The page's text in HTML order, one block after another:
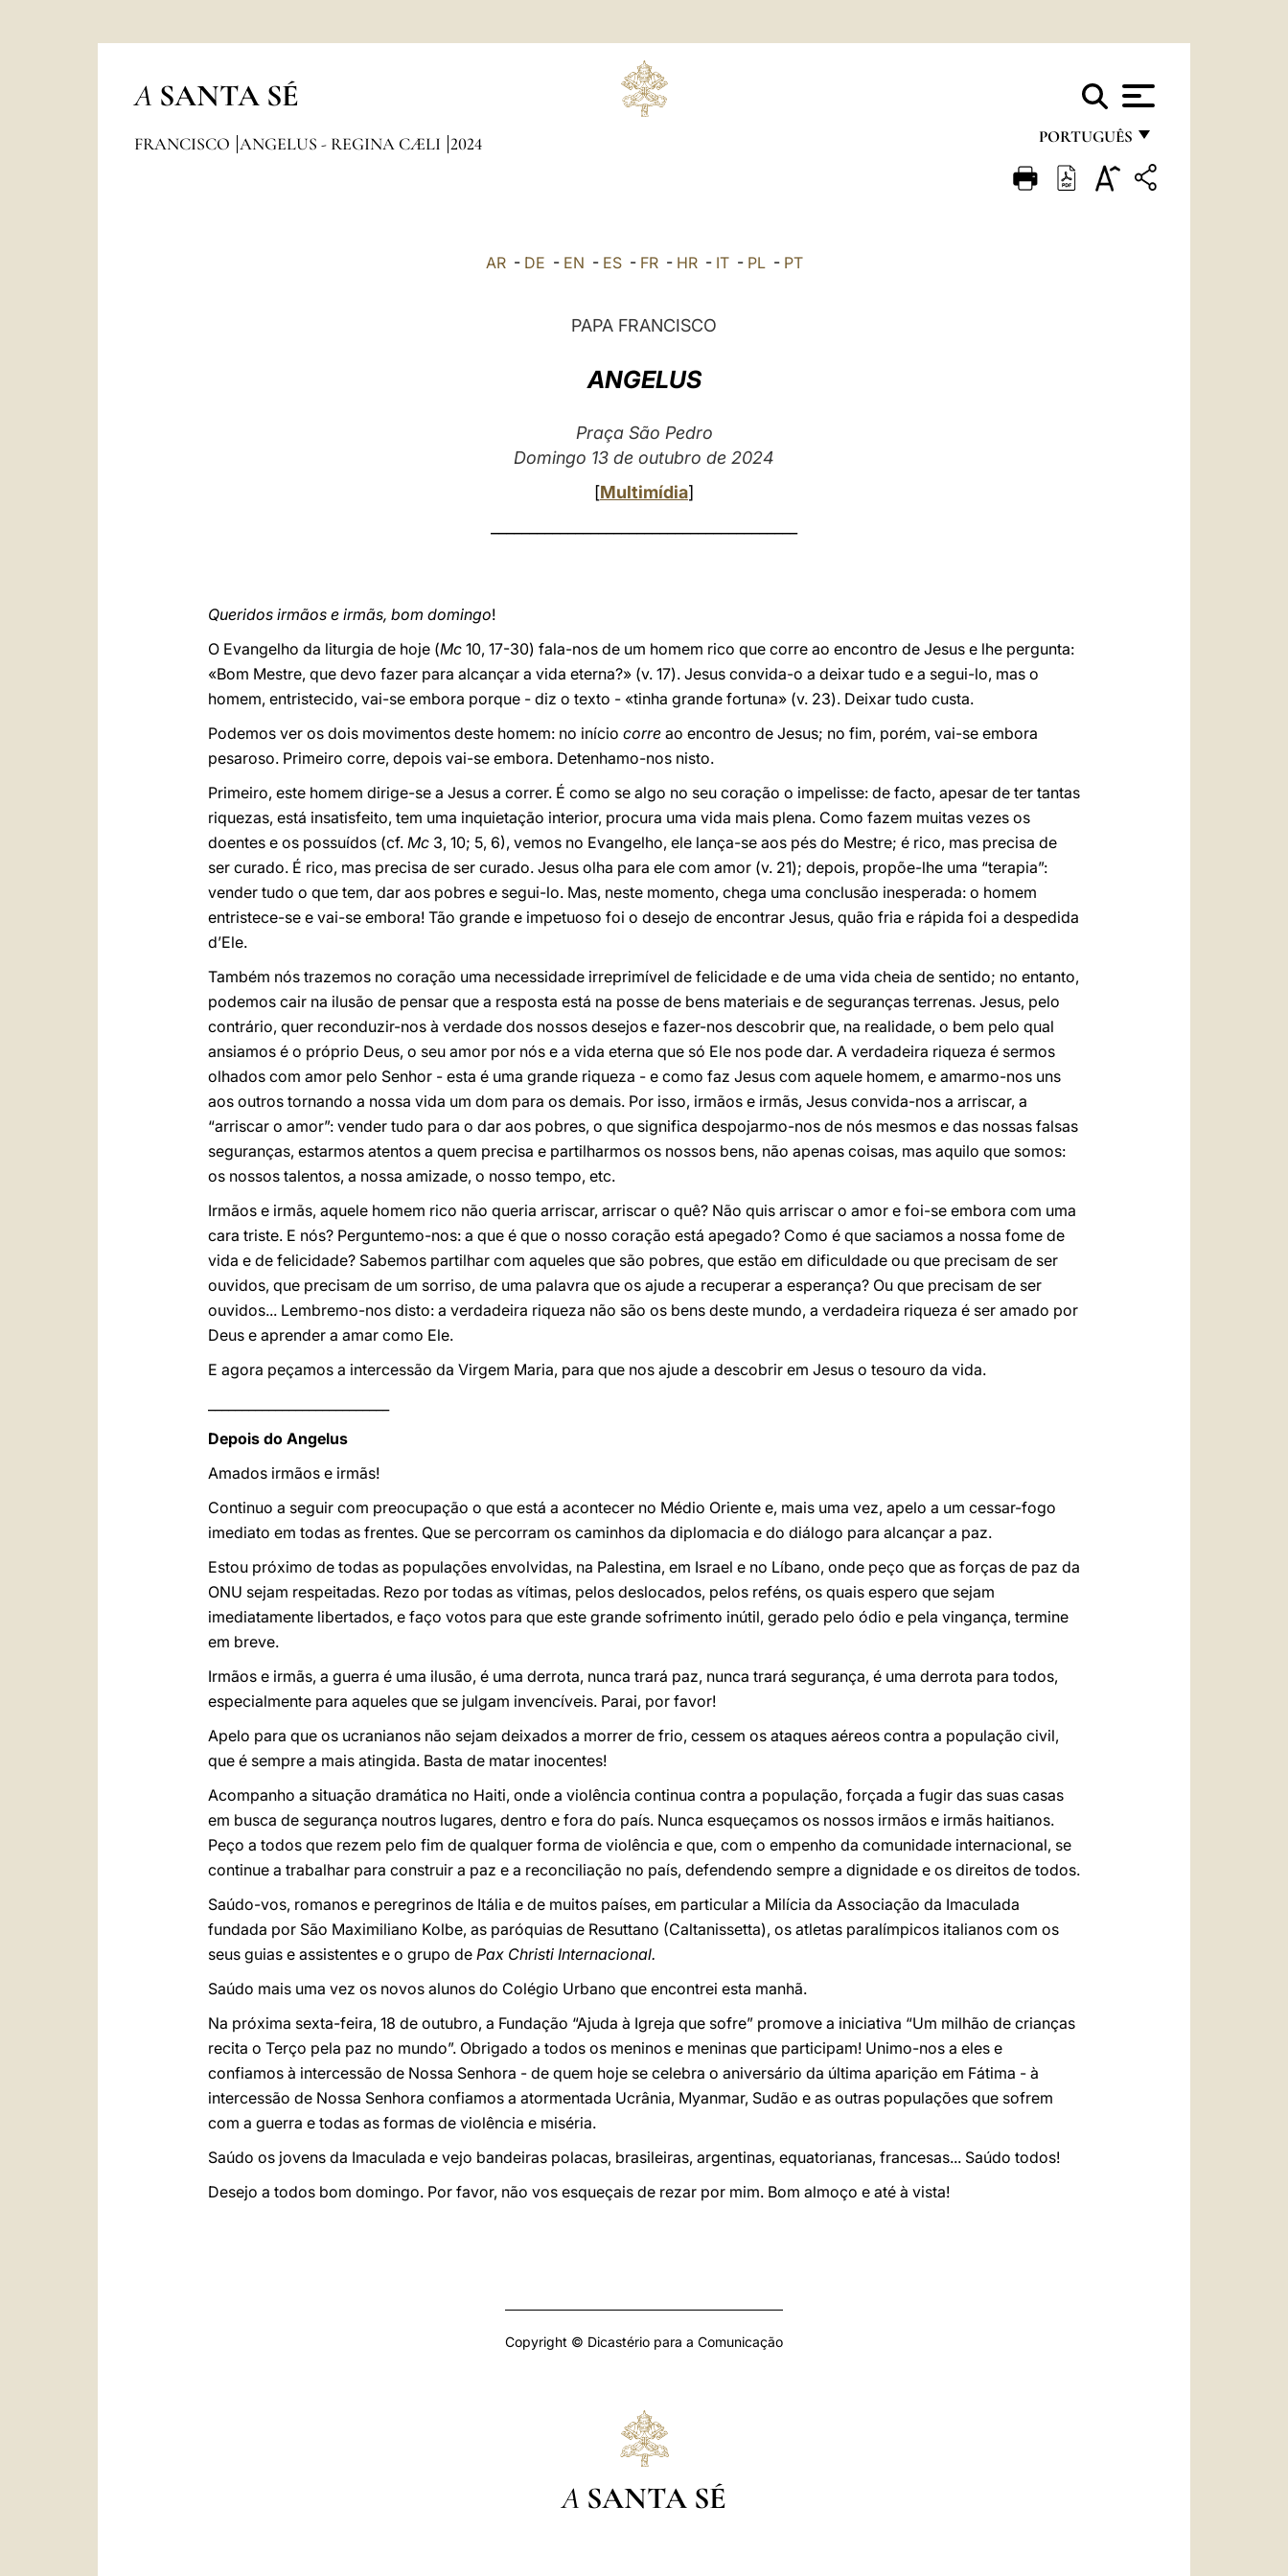
A SANTA SÉ
PORTUGUÊS
FRANÇAIS
FRANCISCO ANGELUS - REGINA CÆLI 2024
AR- DE - EN - ES- FR- HR- IT- PL- PT
PAPA FRANCISCO
ANGELUS
Praça São Pedro
Domingo 13 de outubro de 2024
[Multimídia]
Queridos irmãos e irmãs, bom domingo!
O Evangelho da liturgia de hoje (Mc 10, 17-30) fala-nos de um homem rico que corre ao encontro de Jesus e lhe pergunta:
«Bom Mestre, que devo fazer para alcançar a vida eterna?» (v. 17). Jesus convida-o a deixar tudo e a segui-lo, mas o
homem, entristecido, vai-se embora porque - diz o texto - «tinha grande fortuna» (v. 23). Deixar tudo custa.
Podemos ver os dois movimentos deste homem: no início corre ao encontro de Jesus; no fim, porém, vai-se embora
pesaroso. Primeiro corre, depois vai-se embora. Detenhamo-nos nisto.
Primeiro, este homem dirige-se a Jesus a correr. É como se algo no seu coração o impelisse: de facto, apesar de ter tantas
riquezas, está insatisfeito, tem uma inquietação interior, procura uma vida mais plena. Como fazem muitas vezes os
doentes e os possuídos (cf. Mc 3, 10; 5, 6), vemos no Evangelho, ele lança-se aos pés do Mestre; é rico, mas precisa de
ser curado. É rico, mas precisa de ser curado. Jesus olha para ele com amor (v. 21); depois, propõe-lhe uma “terapia”:
vender tudo o que tem, dar aos pobres e segui-lo. Mas, neste momento, chega uma conclusão inesperada: o homem
entristece-se e vai-se embora! Tão grande e impetuoso foi o desejo de encontrar Jesus, quão fria e rápida foi a despedida
d’Ele.
Também nós trazemos no coração uma necessidade irreprimível de felicidade e de uma vida cheia de sentido; no entanto,
podemos cair na ilusão de pensar que a resposta está na posse de bens materiais e de seguranças terrenas. Jesus, pelo
contrário, quer reconduzir-nos à verdade dos nossos desejos e fazer-nos descobrir que, na realidade, o bem pelo qual
ansiamos é o próprio Deus, o seu amor por nós e a vida eterna que só Ele nos pode dar. A verdadeira riqueza é sermos
olhados com amor pelo Senhor - esta é uma grande riqueza - e como faz Jesus com aquele homem, e amarmo-nos uns
aos outros tornando a nossa vida um dom para os demais. Por isso, irmãos e irmãs, Jesus convida-nos a arriscar, a
“arriscar o amor”: vender tudo para o dar aos pobres, o que significa despojarmo-nos de nós mesmos e das nossas falsas
seguranças, estarmos atentos a quem precisa e partilharmos os nossos bens, não apenas coisas, mas aquilo que somos:
os nossos talentos, a nossa amizade, o nosso tempo, etc.
Irmãos e irmãs, aquele homem rico não queria arriscar, arriscar o quê? Não quis arriscar o amor e foi-se embora com uma
cara triste. E nós? Perguntemo-nos: a que é que o nosso coração está apegado? Como é que saciamos a nossa fome de
vida e de felicidade? Sabemos partilhar com aqueles que são pobres, que estão em dificuldade ou que precisam de ser
ouvidos, que precisam de um sorriso, de uma palavra que os ajude a recuperar a esperança? Ou que precisam de ser
ouvidos... Lembremo-nos disto: a verdadeira riqueza não são os bens deste mundo, a verdadeira riqueza é ser amado por
Deus e aprender a amar como Ele.
E agora peçamos a intercessão da Virgem Maria, para que nos ajude a descobrir em Jesus o tesouro da vida.
Depois do Angelus
Amados irmãos e irmãs!
Continuo a seguir com preocupação o que está a acontecer no Médio Oriente e, mais uma vez, apelo a um cessar-fogo
imediato em todas as frentes. Que se percorram os caminhos da diplomacia e do diálogo para alcançar a paz.
Estou próximo de todas as populações envolvidas, na Palestina, em Israel e no Líbano, onde peço que as forças de paz da
ONU sejam respeitadas. Rezo por todas as vítimas, pelos deslocados, pelos reféns, os quais espero que sejam
imediatamente libertados, e faço votos para que este grande sofrimento inútil, gerado pelo ódio e pela vingança, termine
em breve.
Irmãos e irmãs, a guerra é uma ilusão, é uma derrota, nunca trará paz, nunca trará segurança, é uma derrota para todos,
especialmente para aqueles que se julgam invencíveis. Parai, por favor!
Apelo para que os ucranianos não sejam deixados a morrer de frio, cessem os ataques aéreos contra a população civil,
que é sempre a mais atingida. Basta de matar inocentes!
Acompanho a situação dramática no Haiti, onde a violência continua contra a população, forçada a fugir das suas casas
em busca de segurança noutros lugares, dentro e fora do país. Nunca esqueçamos os nossos irmãos e irmãs haitianos.
Peço a todos que rezem pelo fim de qualquer forma de violência e que, com o empenho da comunidade internacional, se
continue a trabalhar para construir a paz e a reconciliação no país, defendendo sempre a dignidade e os direitos de todos.
Saúdo-vos, romanos e peregrinos de Itália e de muitos países, em particular a Milícia da Associação da Imaculada
fundada por São Maximiliano Kolbe, as paróquias de Resuttano (Caltanissetta), os atletas paralímpicos italianos com os
seus guias e assistentes e o grupo de Pax Christi Internacional.
Saúdo mais uma vez os novos alunos do Colégio Urbano que encontrei esta manhã.
Na próxima sexta-feira, 18 de outubro, a Fundação “Ajuda à Igreja que sofre” promove a iniciativa “Um milhão de crianças
recita o Terço pela paz no mundo”. Obrigado a todos os meninos e meninas que participam! Unimo-nos a eles e
confiamos à intercessão de Nossa Senhora - de quem hoje se celebra o aniversário da última aparição em Fátima - à
intercessão de Nossa Senhora confiamos a atormentada Ucrânia, Myanmar, Sudão e as outras populações que sofrem
com a guerra e todas as formas de violência e miséria.
Saúdo os jovens da Imaculada e vejo bandeiras polacas, brasileiras, argentinas, equatorianas, francesas... Saúdo todos!
Desejo a todos bom domingo. Por favor, não vos esqueçais de rezar por mim. Bom almoço e até à vista!
Copyright © Dicastério para a Comunicação
A SANTA SÉ